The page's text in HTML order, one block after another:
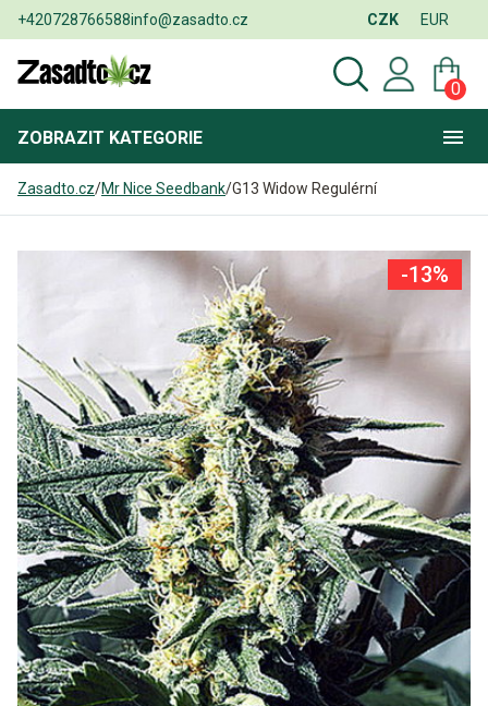
+420728766588info@zasadto.cz CZK EUR
0
ZOBRAZIT KATEGORIE
Zasadto.cz/Mr Nice Seedbank/G13 Widow Regulérní
-13%